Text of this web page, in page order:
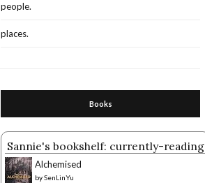
people.
places.
Books
Sannie's bookshelf: currently-reading
Alchemised
bySenLinYu